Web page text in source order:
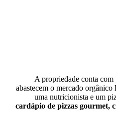
A propriedade conta com
abastecem o mercado
uma nutricionista e um
cardápio de pizzas gourmet,